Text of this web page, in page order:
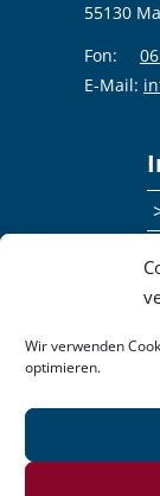
Wir verwenden
optimieren.
55130
Fon:
E-Mail: